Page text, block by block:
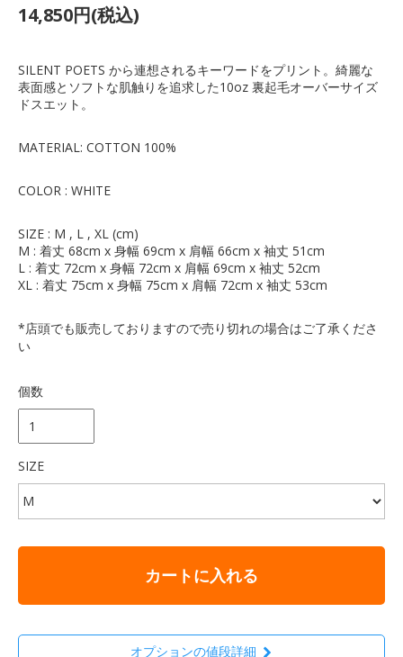
14,850円(税込)
SILENT POETS から連想されるキーワードをプリント。綺麗な
表面感とソフトな肌触りを追求した10oz 裏起毛オーバーサイズ
ドスエット。
MATERIAL: COTTON 100%
COLOR : WHITE
SIZE : M , L , XL (cm)
M : 着丈 68cm x 身幅 69cm x 肩幅 66cm x 袖丈 51cm
L : 着丈 72cm x 身幅 72cm x 肩幅 69cm x 袖丈 52cm
XL : 着丈 75cm x 身幅 75cm x 肩幅 72cm x 袖丈 53cm
*店頭でも販売しておりますので売り切れの場合はご了承くださ
い
個数
SIZE
カートに入れる
オプションの値段詳細